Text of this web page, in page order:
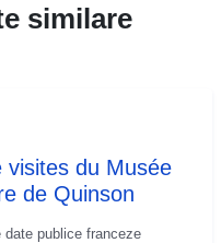
similare
visites du Musée
de Quinson
date publice franceze